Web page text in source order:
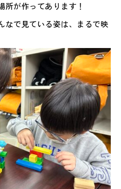
が作ってあります！
なで見ている姿は、まるで映